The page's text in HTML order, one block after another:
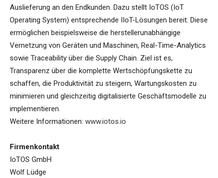
Auslieferung an den Endkunden. Dazu stellt IoTOS (IoT
Operating System) entsprechende IIoT-Lösungen bereit. Diese
ermöglichen beispielsweise die herstellerunabhängige
Vernetzung von Geräten und Maschinen, Real-Time-Analytics
sowie Traceability über die Supply Chain. Ziel ist es,
Transparenz über die komplette Wertschöpfungskette zu
schaffen, die Produktivität zu steigern, Wartungskosten zu
minimieren und gleichzeitig digitalisierte Geschäftsmodelle zu
implementieren.
Weitere Informationen: www.iotos.io
Firmenkontakt
IoTOS GmbH
Wolf Lüdge